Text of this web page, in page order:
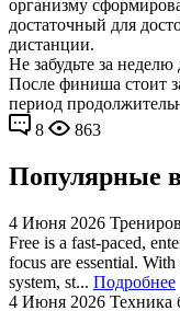
организму
достаточный для
дистанции.
Не забудьте за
После финиша стоит
период
8
863
Популярные
4 Июня 2026
Free is a fast-paced,
focus are essential.
system, st... Подробнее
4 Июня 2026 Техника